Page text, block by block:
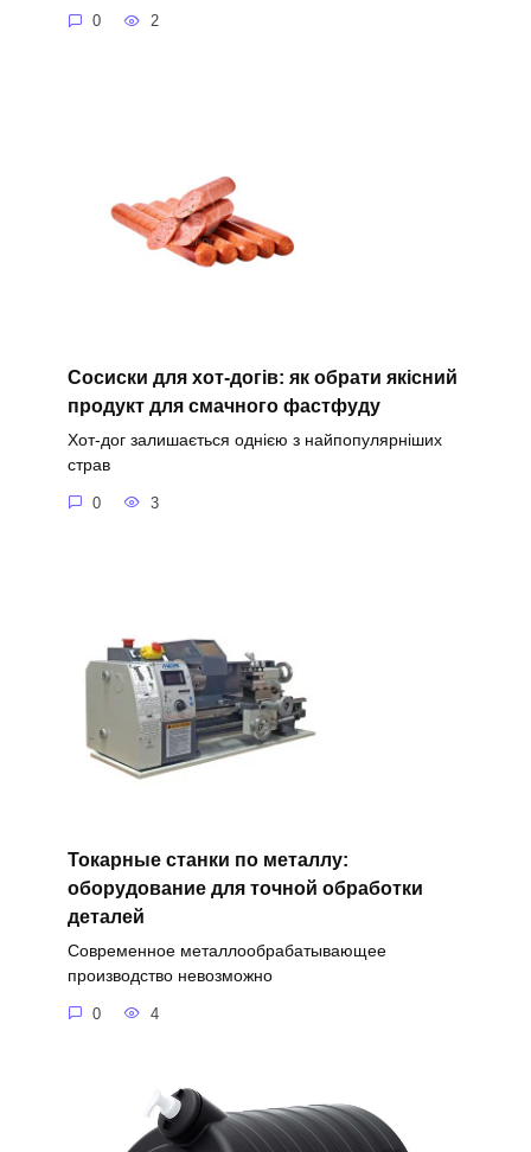
0 2
Сосиски для хот-догів: як обрати якісний
продукт для смачного фастфуду
Хот-дог залишається однією з найпопулярніших
страв
0 3
Токарные станки по металлу:
оборудование для точной обработки
деталей
Современное металлообрабатывающее
производство невозможно
0 4